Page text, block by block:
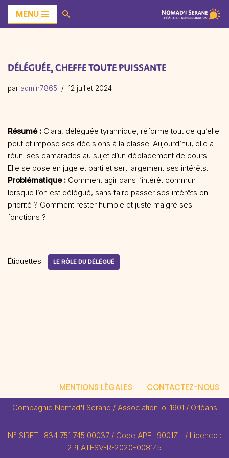
Aller
MENU
DÉLÉGUÉE, CHEFFE TOUTE PUISSANTE
par admin7865 12 juillet 2024
Résumé : Clara, déléguée tyrannique, réforme tout ce qu’elle
peut et impose ses décisions à la classe. Aujourd’hui, elle a
réuni ses camarades au sujet d’un déplacement de cours.
Elle se pose en juge et parti et sert largement ses intérêts.
Problématique : Comment agir dans l’intérêt commun
lorsque l’on est délégué, sans faire passer ses intérêts en
priorité ? Comment rester humble et juste malgré ses
fonctions ?
Étiquettes: LE RÔLE DU DÉLÉGUÉ
MENTIONS LÉGALES CONTACTEZ-NOUS
Compagnie Nomad'I Serane / Association loi 1901 / Orléans
N° SIRET : 834 751 745 00037 / Code APE : 9001Z / Licence :
2PLATESV-R-2020-008145